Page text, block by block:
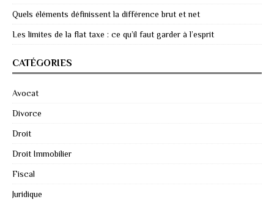
Quels éléments définissent la différence brut et net
Les limites de la flat taxe : ce qu’il faut garder à l’esprit
CATÉGORIES
Avocat
Divorce
Droit
Droit Immobilier
Fiscal
Juridique